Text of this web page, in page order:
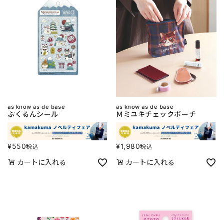
as know as de base
ぷくるんシール
¥550税込
カートに入れる
as know as de base
Ｍミユキチェックポーチ
¥1,980税込
カートに入れる